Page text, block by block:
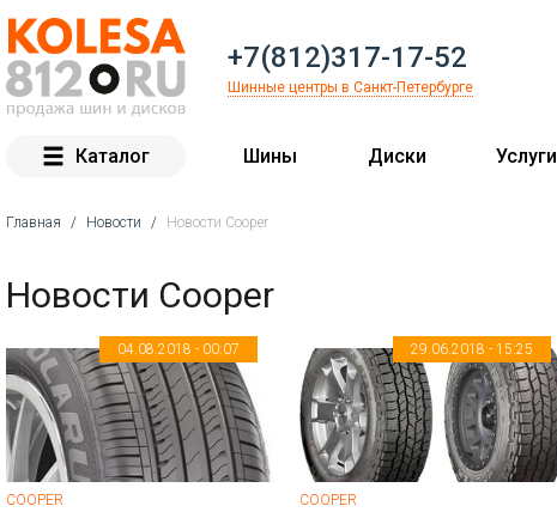
+7(812)317-17-52
Шинные центры в Санкт-Петербурге
Каталог Шины Диски Услуги
Главная / Новости / Новости Cooper
Новости Cooper
04.08.2018 - 00:07
COOPER
29.06.2018 - 15:25
COOPER